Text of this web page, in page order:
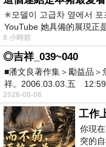
可以參考看看來自澳
✳️모델이 고급차 옆에서
YouTube 她具備的展現正
8 小時前
◎吉祥_039~040
■潘文良著作集＞勵益品
祥。2006.03.03.五
2026-08-06
工作
你現
突的